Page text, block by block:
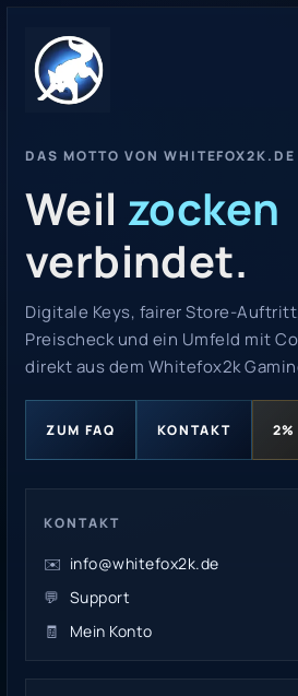
DAS MOTTO VON WHITEFOX2K.DE
Weil zocken
verbindet.
Digitale Keys, fairer Store-
Preischeck und ein Umfeld mit
direkt aus dem Whitefox2k
ZUM FAQ KONTAKT 2%
KONTAKT
✉️ info@whitefox2k.de
💬 Support
🧾
Mein Konto